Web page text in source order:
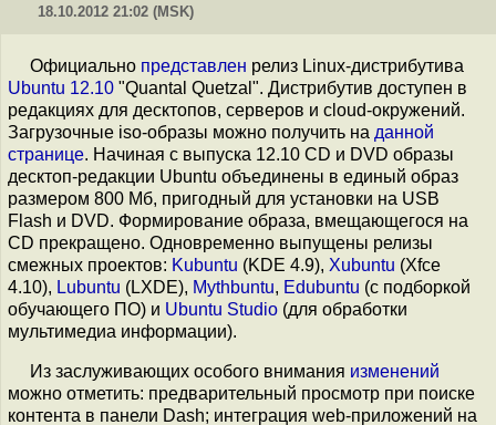
18.10.2012 21:02 (MSK)
Официально представлен релиз Linux-дистрибутива
Ubuntu 12.10 "Quantal Quetzal". Дистрибутив доступен в
редакциях для десктопов, серверов и cloud-окружений.
Загрузочные iso-образы можно получить на данной
странице. Начиная с выпуска 12.10 CD и DVD образы
десктоп-редакции Ubuntu объединены в единый образ
размером 800 Мб, пригодный для установки на USB
Flash и DVD. Формирование образа, вмещающегося на
CD прекращено. Одновременно выпущены релизы
смежных проектов: Kubuntu (KDE 4.9), Xubuntu (Xfce
4.10), Lubuntu (LXDE), Mythbuntu, Edubuntu (с подборкой
обучающего ПО) и Ubuntu Studio (для обработки
мультимедиа информации).
Из заслуживающих особого внимания изменений
можно отметить: предварительный просмотр при поиске
контента в панели Dash; интеграция web-приложений на